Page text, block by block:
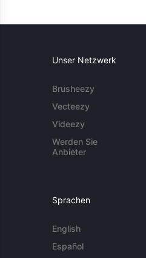
Unser Netzwerk
Brusheezy
Vecteezy
Videezy
Werden Sie
Anbieter
Sprachen
English
Español